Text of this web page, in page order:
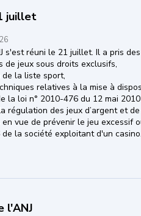
juillet
s'est réuni le 21 juillet. Il a pris
de jeux sous droits exclusifs,
la liste sport,
relatives à la mise à
la loi n° 2010-476 du 12 mai
régulation des jeux d’argent et
en vue de prévenir le jeu excessif
de la société exploitant d'un casino.
l'ANJ